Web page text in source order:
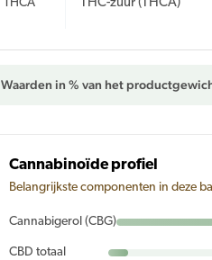
THCA THC-zuur (THCA)
Waarden in % van het
Cannabinoïde profiel
Belangrijkste componenten in deze
Cannabigerol (CBG)
CBD totaal